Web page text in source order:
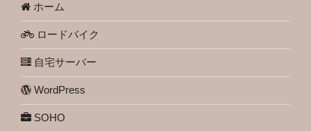
ホーム
ロードバイク
自宅サーバー
WordPress
SOHO